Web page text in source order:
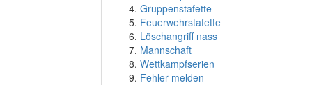
Gruppenstafette
Feuerwehrstafette
Löschangriff nass
Mannschaft
Wettkampfserien
Fehler melden